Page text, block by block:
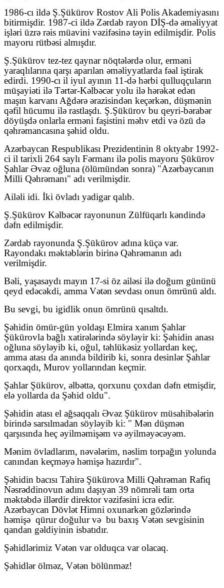
1986-cı ildə Ş.Şükürov Rostov Ali Polis Akademiyasını
bitirmişdir. 1987-ci ildə Zərdab rayon DİŞ-də əməliyyat
işləri üzrə rəis müavini vəzifəsinə təyin edilmişdir. Polis
mayoru rütbəsi almışdır.
Ş.Şükürov tez-tez qaynar nöqtələrdə olur, erməni
yaraqlılarına qarşı aparılan əməliyyatlarda fəal iştirak
edirdi. 1990-cı il iyul ayının 11-də hərbi qulluqçuların
müşayiəti ilə Tərtər-Kəlbəcər yolu ilə hərəkət edən
maşın karvanı Ağdərə ərazisindən keçərkən, düşmənin
qəfil hücumu ilə rastlaşdı. Ş.Şükürov bu qeyri-bərabər
döyüşdə onlarla erməni faşistini məhv etdi və özü də
qəhrəmancasına şəhid oldu.
Azərbaycan Respublikası Prezidentinin 8 oktyabr 1992-
ci il tarixli 264 saylı Fərmanı ilə polis mayoru Şükürov
Şahlar Əvəz oğluna (ölümündən sonra) "Azərbaycanın
Milli Qəhrəmanı" adı verilmişdir.
Ailəli idi. İki övladı yadigar qalıb.
Ş.Şükürov Kəlbəcər rayonunun Zülfüqarlı kəndində
dəfn edilmişdir.
Zərdab rayonunda Ş.Şükürov adına küçə var.
Rayondakı məktəblərin birinə Qəhrəmanın adı
verilmişdir.
Bəli, yaşasaydı mayın 17-si öz ailəsi ilə doğum gününü
qeyd edəcəkdi, amma Vətən sevdası onun ömrünü aldı.
Bu sevgi, bu igidlik onun ömrünü qısaltdı.
Şəhidin ömür-gün yoldaşı Elmira xanım Şahlar
Şükürovla bağlı xatirələrində söyləyir ki: Şəhidin anası
oğluna söyləyib ki, oğul, təhlükəsiz yollardan keç,
amma atası da anında bildirib ki, sonra desinlər Şahlar
qorxaqdı, Murov yollarından keçmir.
Şahlar Şükürov, əlbəttə, qorxunu çoxdan dəfn etmişdir,
elə yollarda da Şəhid oldu".
Şəhidin atası el ağsaqqalı Əvəz Şükürov müsahibələrin
birində sarsılmadan söyləyib ki: " Mən düşmən
qarşısında heç əyilməmişəm və əyilməyəcəyəm.
Mənim övladlarım, nəvələrim, nəslim torpağın yolunda
canından keçməyə həmişə hazırdır".
Şəhidin bacısı Tahirə Şükürova Milli Qəhrəman Rafiq
Nəsrəddinovun adını daşıyan 39 nömrəli tam orta
məktəbdə illərdir direktor vəzifəsini icra edir.
Azərbaycan Dövlət Himni oxunarkən gözlərində
həmişə qürur doğulur və bu baxış Vətən sevgisinin
qandan gəldiyinin isbatıdır.
Şəhidlərimiz Vətən var olduqca var olacaq.
Şəhidlər ölməz, Vətən bölünməz!